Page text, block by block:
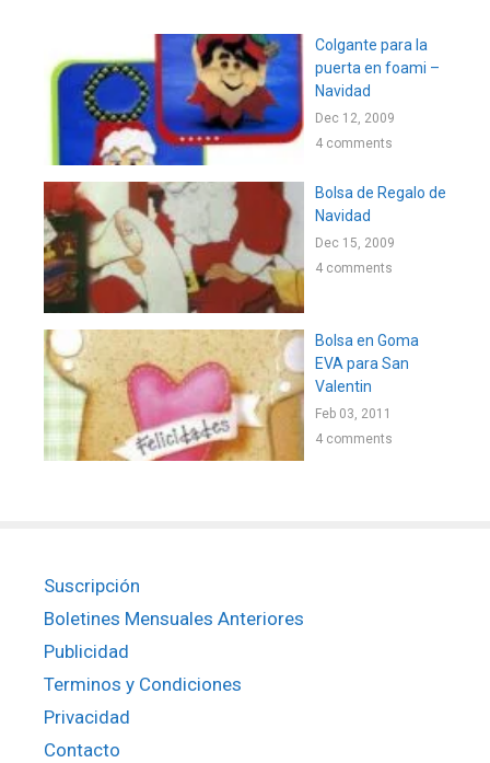
Colgante para la
puerta en foami –
Navidad
Dec 12, 2009
4 comments
Bolsa de Regalo de
Navidad
Dec 15, 2009
4 comments
Bolsa en Goma
EVA para San
Valentin
Feb 03, 2011
4 comments
Suscripción
Boletines Mensuales Anteriores
Publicidad
Terminos y Condiciones
Privacidad
Contacto